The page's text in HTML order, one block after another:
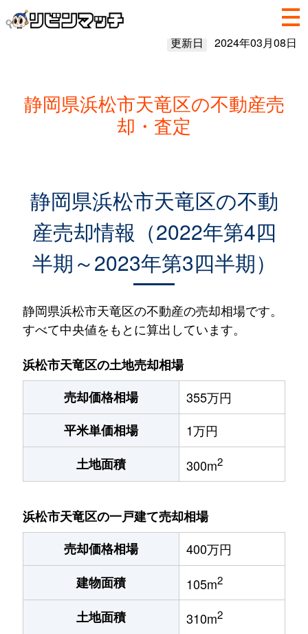
更新日 2024年03月08日
静岡県浜松市天竜区の不動産売
却・査定
静岡県浜松市天竜区の不動
産売却情報（2022年第4四
半期～2023年第3四半期）
静岡県浜松市天竜区の不動産の売却相場です。
すべて中央値をもとに算出しています。
浜松市天竜区の土地売却相場
売却価格相場
355万円
平米単価相場
1万円
土地面積
300m2
浜松市天竜区の一戸建て売却相場
売却価格相場
400万円
建物面積
105m2
土地面積 310m2